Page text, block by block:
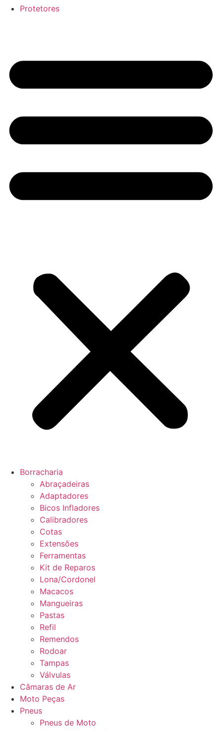
Protetores
Borracharia
Abraçadeiras
Adaptadores
Bicos Infladores
Calibradores
Cotas
Extensões
Ferramentas
Kit de Reparos
Lona/Cordonel
Macacos
Mangueiras
Pastas
Refil
Remendos
Rodoar
Tampas
Válvulas
Câmaras de Ar
Moto Peças
Pneus
Pneus de Moto